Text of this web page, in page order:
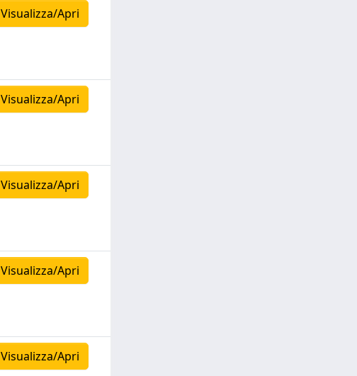
Visualizza/Apri
Visualizza/Apri
Visualizza/Apri
Visualizza/Apri
Visualizza/Apri